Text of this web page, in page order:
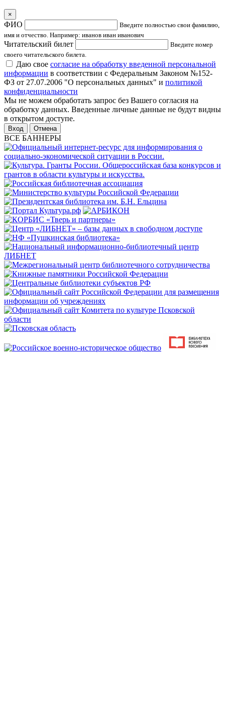
×
ФИО
Введите полностью свои фамилию,
имя и отчество. Например: иванов иван иванович
Читательский билет
Введите номер
своего читательского билета.
Даю свое согласие на обработку введенной персональной
информации в соответствии с Федеральным Законом №152-
ФЗ от 27.07.2006 "О персональных данных" и политикой
конфиденциальности
Мы не можем обработать запрос без Вашего согласия на
обработку данных. Введенные личные данные не будут видны
в открытом доступе.
Отмена
ВСЕ БАННЕРЫ